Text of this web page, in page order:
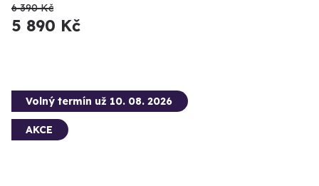
6 390 Kč
5 890 Kč
Volný termín už 10. 08. 2026
AKCE